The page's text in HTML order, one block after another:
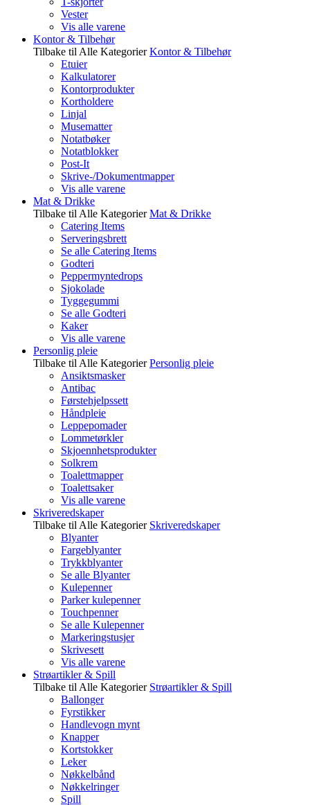
Vester
Vis alle varene
Kontor & Tilbehør
Tilbake til Alle Kategorier Kontor & Tilbehør
Etuier
Kalkulatorer
Kontorprodukter
Kortholdere
Linjal
Musematter
Notatbøker
Notatblokker
Post-It
Skrive-/Dokumentmapper
Vis alle varene
Mat & Drikke
Tilbake til Alle Kategorier Mat & Drikke
Catering Items
Serveringsbrett
Se alle Catering Items
Godteri
Peppermyntedrops
Sjokolade
Tyggegummi
Se alle Godteri
Kaker
Vis alle varene
Personlig pleie
Tilbake til Alle Kategorier Personlig pleie
Ansiktsmasker
Antibac
Førstehjelpssett
Håndpleie
Leppepomader
Lommetørkler
Skjoennhetsprodukter
Solkrem
Toalettmapper
Toalettsaker
Vis alle varene
Skriveredskaper
Tilbake til Alle Kategorier Skriveredskaper
Blyanter
Fargeblyanter
Trykkblyanter
Se alle Blyanter
Kulepenner
Parker kulepenner
Touchpenner
Se alle Kulepenner
Markeringstusjer
Skrivesett
Vis alle varene
Strøartikler & Spill
Tilbake til Alle Kategorier Strøartikler & Spill
Ballonger
Fyrstikker
Handlevogn mynt
Knapper
Kortstokker
Leker
Nøkkelbånd
Nøkkelringer
Spill